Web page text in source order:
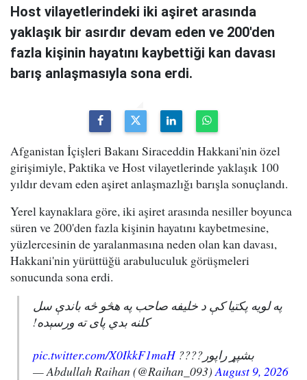
Host vilayetlerindeki iki aşiret arasında
yaklaşık bir asırdır devam eden ve 200'den
fazla kişinin hayatını kaybettiği kan davası
barış anlaşmasıyla sona erdi.
Afganistan İçişleri Bakanı Siraceddin Hakkani'nin özel
girişimiyle, Paktika ve Host vilayetlerinde yaklaşık 100
yıldır devam eden aşiret anlaşmazlığı barışla sonuçlandı.
Yerel kaynaklara göre, iki aşiret arasında nesiller boyunca
süren ve 200'den fazla kişinin hayatını kaybetmesine,
yüzlercesinin de yaralanmasına neden olan kan davası,
Hakkani'nin yürüttüğü arabuluculuk görüşmeleri
sonucunda sona erdi.
په لویه پکتیا کې د خلیفه صاحب په هڅو څه باندې سل
کلنه بدي پای ته ورسېده!
بشپړ راپور????pic.twitter.com/X0IkkF1maH
— Abdullah Raihan (@Raihan_093) August 9, 2026